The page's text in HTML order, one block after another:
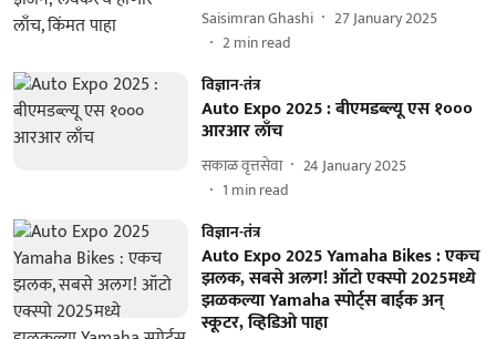
Saisimran Ghashi
27 January 2025
2min read
विज्ञान-तंत्र
Auto Expo 2025 : बीएमडब्ल्यू एस १०००
आरआर लाँच
सकाळ वृत्तसेवा
24 January 2025
1 min read
विज्ञान-तंत्र
Auto Expo 2025 Yamaha Bikes : एकच
झलक, सबसे अलग! ऑटो एक्स्पो 2025मध्ये
झळकल्या Yamaha स्पोर्ट्स बाईक अन्
स्कूटर, व्हिडिओ पाहा